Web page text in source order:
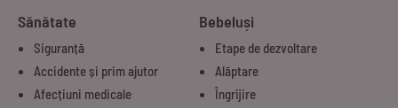
Sănătate
Siguranță
Accidente și prim ajutor
Afecțiuni medicale
Bebeluși
Etape de dezvoltare
Alăptare
Îngrijire